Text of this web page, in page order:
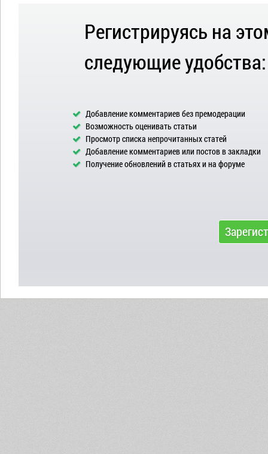
Регистрируясь на
следующие удобства:
Добавление комментариев без премодерации
Возможность оценивать статьи
Просмотр списка непрочитанных статей
Добавление комментариев или постов в закладки
Получение обновлений в статьях и на форуме